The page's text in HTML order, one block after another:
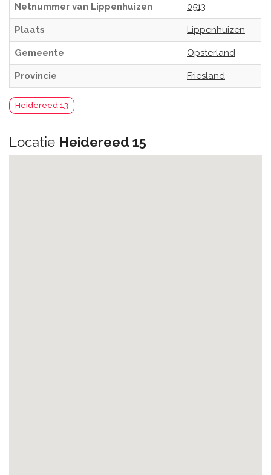
Netnummer van Lippenhuizen 0513
Plaats Lippenhuizen
Gemeente Opsterland
Provincie Friesland
Heidereed 13
Locatie Heidereed 15